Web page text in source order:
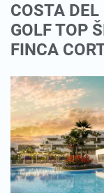
COSTA
GOLF TOP
FINCA